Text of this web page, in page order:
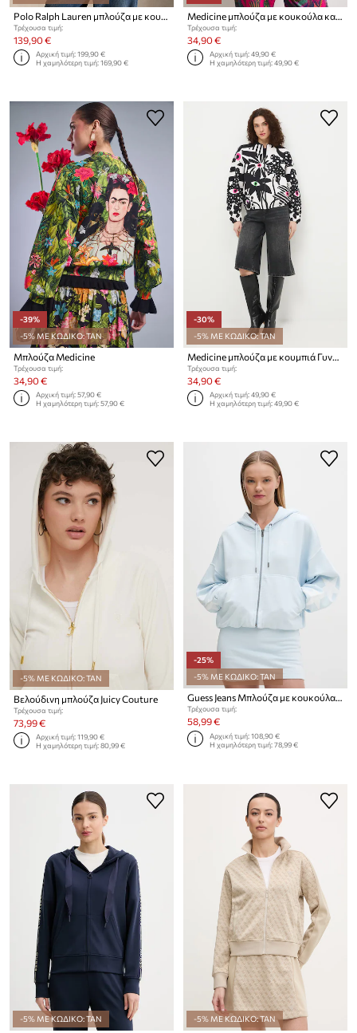
Τρέχουσα τιμή:
139,90 €
Αρχική τιμή:199,90 €
Η χαμηλότερη τιμή:169,90 €
Τρέχουσα τιμή:
34,90 €
Αρχική τιμή:49,90 €
Η χαμηλότερη τιμή:49,90 €
-39%
-5% ΜΕ ΚΩΔΙΚΟ: TAN
Μπλούζα Medicine
Τρέχουσα τιμή:
34,90 €
Αρχική τιμή:57,90 €
Η χαμηλότερη τιμή:57,90 €
-30%
-5% ΜΕ ΚΩΔΙΚΟ: TAN
Medicine μπλούζα με κουμπιά Γυναικεία βαμβακερή
Τρέχουσα τιμή:
34,90 €
Αρχική τιμή:49,90 €
Η χαμηλότερη τιμή:49,90 €
-5% ΜΕ ΚΩΔΙΚΟ: TAN
Βελούδινη μπλούζα Juicy Couture
Τρέχουσα τιμή:
73,99 €
Αρχική τιμή:119,90 €
Η χαμηλότερη τιμή:80,99 €
-25%
-5% ΜΕ ΚΩΔΙΚΟ: TAN
Guess Jeans Μπλούζα με κουκούλα και κουμπιά γυναικεία βαμβακερή
Τρέχουσα τιμή:
58,99 €
Αρχική τιμή:108,90 €
Η χαμηλότερη τιμή:78,99 €
-5% ΜΕ ΚΩΔΙΚΟ: TAN -5% ΜΕ ΚΩΔΙΚΟ: TAN